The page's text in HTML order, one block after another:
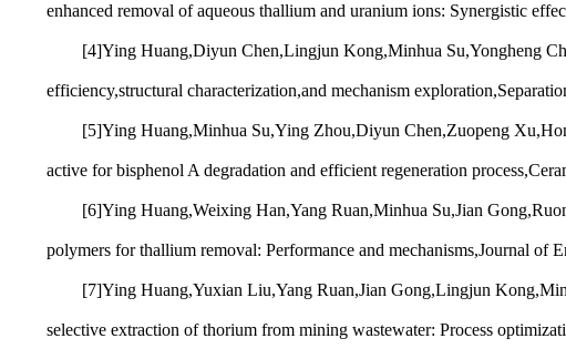
enhanced removal of aqueous thallium and uranium ions: Synergistic
[4]Ying Huang,Diyun Chen,Lingjun Kong,Minhua Su,Yongheng
efficiency,structural characterization,and mechanism
[5]Ying Huang,Minhua Su,Ying Zhou,Diyun Chen,Zuopeng
active for bisphenol A degradation and efficient regeneration
[6]Ying Huang,Weixing Han,Yang Ruan,Minhua Su,Jian
polymers for thallium removal: Performance and mechanisms,Journal of
[7]Ying Huang,Yuxian Liu,Yang Ruan,Jian Gong,Lingjun
selective extraction of thorium from mining wastewater: Process